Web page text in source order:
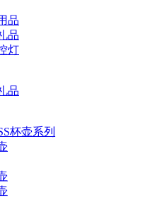
品
品
灯
品
杯壶系列